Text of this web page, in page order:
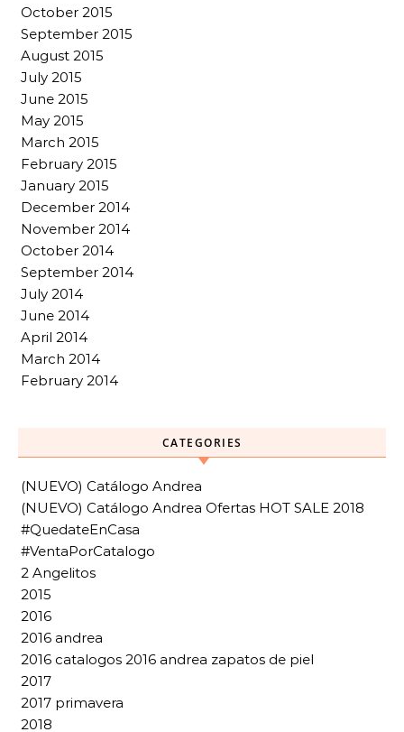
October 2015
September 2015
August 2015
July 2015
June 2015
May 2015
March 2015
February 2015
January 2015
December 2014
November 2014
October 2014
September 2014
July 2014
June 2014
April 2014
March 2014
February 2014
CATEGORIES
(NUEVO) Catálogo Andrea
(NUEVO) Catálogo Andrea Ofertas HOT SALE 2018
#QuedateEnCasa
#VentaPorCatalogo
2 Angelitos
2015
2016
2016 andrea
2016 catalogos 2016 andrea zapatos de piel
2017
2017 primavera
2018